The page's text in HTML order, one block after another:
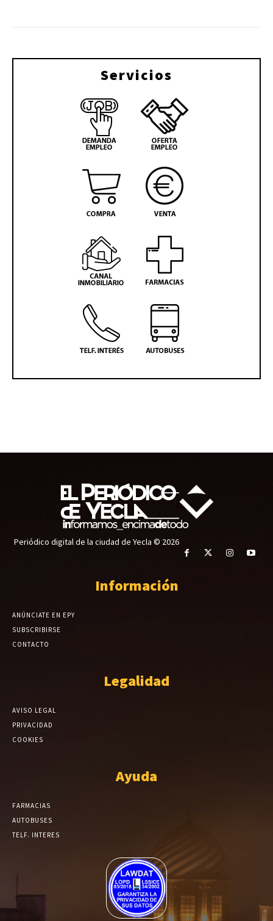
Servicios
Periódico digital de la ciudad de Yecla © 2026
Información
ANÚNCIATE EN EPY
SUBSCRIBIRSE
CONTACTO
Legalidad
AVISO LEGAL
PRIVACIDAD
COOKIES
Ayuda
FARMACIAS
AUTOBUSES
TELF. INTERES